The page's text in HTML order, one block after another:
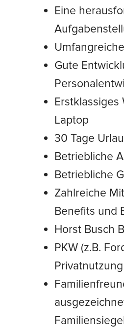
Eine
Gute
Erstklassiges
Laptop
30 Tage
Betriebliche
Betriebliche
Zahlreiche
Benefits und
Horst Busch
PKW (z.B.
Privatnutzung